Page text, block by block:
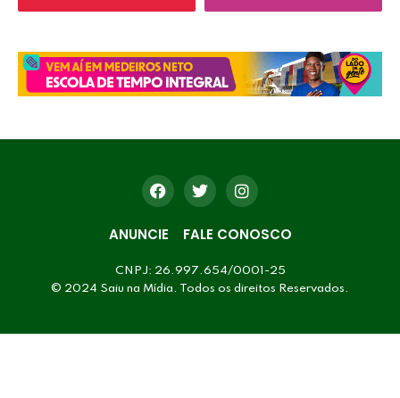
ANUNCIE FALE CONOSCO
CNPJ: 26.997.654/0001-25
© 2024 Saiu na Mídia. Todos os direitos Reservados.